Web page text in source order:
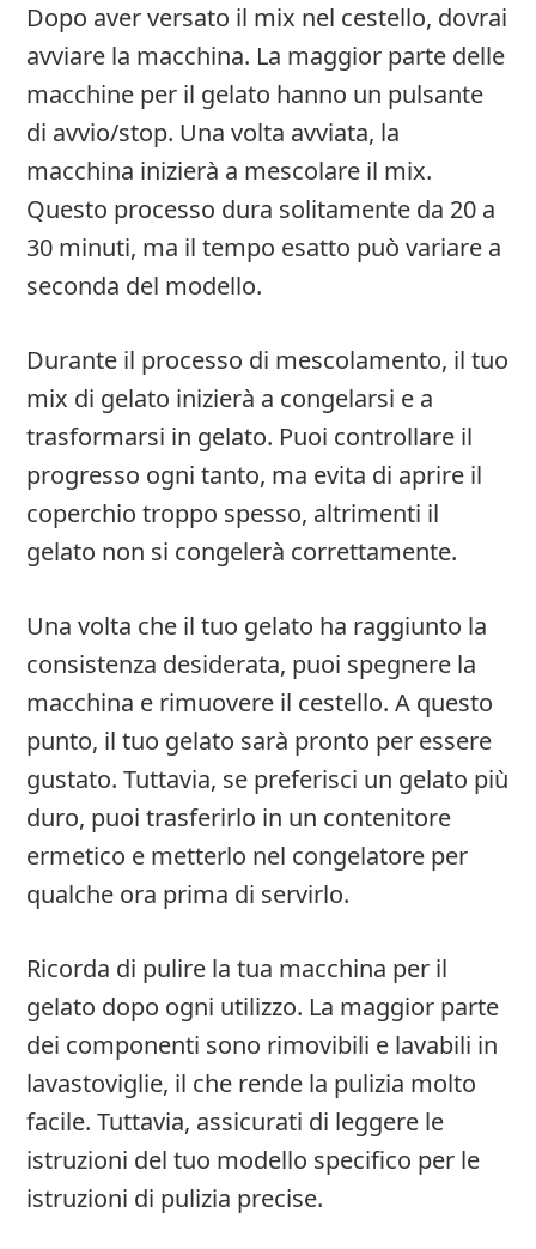
Dopo aver versato il mix nel cestello, dovrai
avviare la macchina. La maggior parte delle
macchine per il gelato hanno un pulsante
di avvio/stop. Una volta avviata, la
macchina inizierà a mescolare il mix.
Questo processo dura solitamente da 20 a
30 minuti, ma il tempo esatto può variare a
seconda del modello.
Durante il processo di mescolamento, il tuo
mix di gelato inizierà a congelarsi e a
trasformarsi in gelato. Puoi controllare il
progresso ogni tanto, ma evita di aprire il
coperchio troppo spesso, altrimenti il
gelato non si congelerà correttamente.
Una volta che il tuo gelato ha raggiunto la
consistenza desiderata, puoi spegnere la
macchina e rimuovere il cestello. A questo
punto, il tuo gelato sarà pronto per essere
gustato. Tuttavia, se preferisci un gelato più
duro, puoi trasferirlo in un contenitore
ermetico e metterlo nel congelatore per
qualche ora prima di servirlo.
Ricorda di pulire la tua macchina per il
gelato dopo ogni utilizzo. La maggior parte
dei componenti sono rimovibili e lavabili in
lavastoviglie, il che rende la pulizia molto
facile. Tuttavia, assicurati di leggere le
istruzioni del tuo modello specifico per le
istruzioni di pulizia precise.